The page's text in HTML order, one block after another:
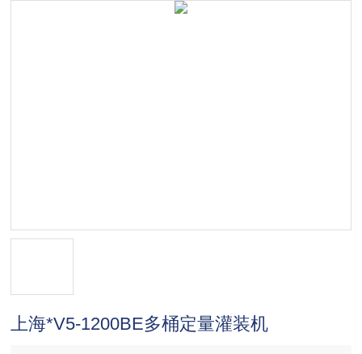
上海*V5-1200BE多桶定量灌装机